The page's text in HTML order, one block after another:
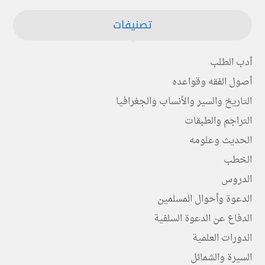
تصنيفات
أدب الطلب
أصول الفقه وقواعده
التاريخ والسير والأنساب والجغرافيا
التراجم والطبقات
الحديث وعلومه
الخطب
الدروس
الدعوة وأحوال المسلمين
الدفاع عن الدعوة السلفية
الدورات العلمية
السيرة والشمائل